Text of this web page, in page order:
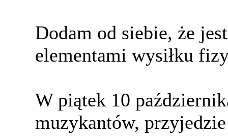
Dodam od siebie, że
elementami wysiłku
W piątek 10
muzykantów,